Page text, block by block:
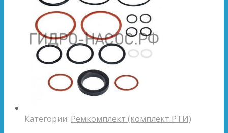
Категории: Ремкомплект (комплект РТИ)